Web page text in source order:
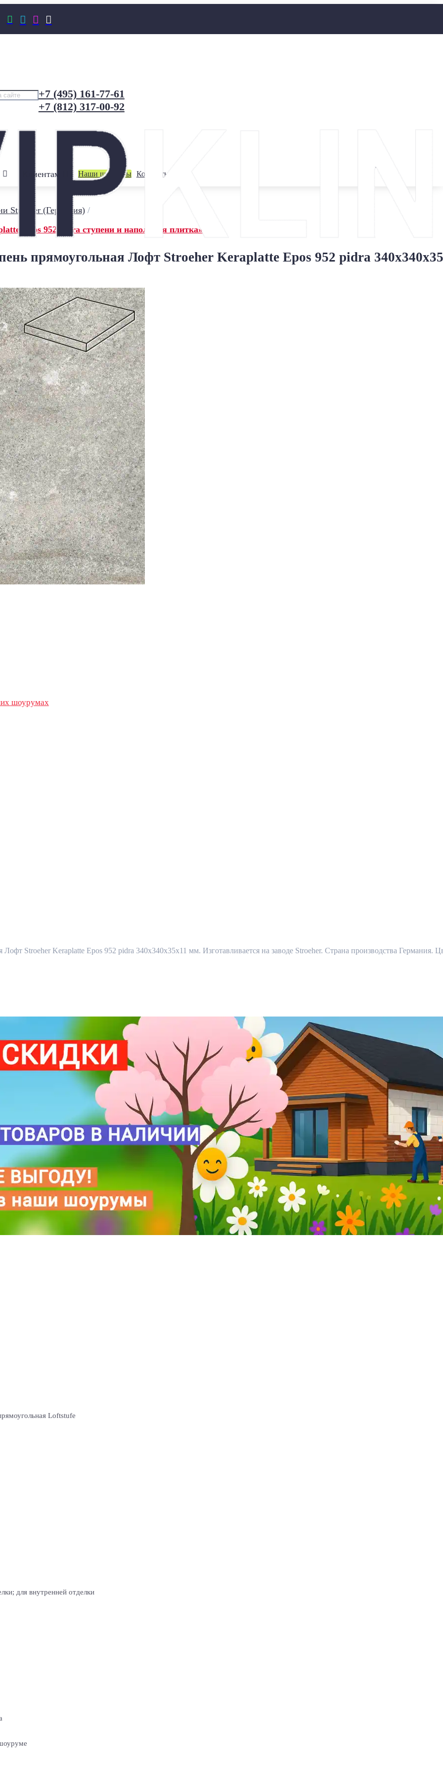
   
+7 (495) 161-77-61
+7 (812) 317-00-92
Клиентам Наши шоурумы Контакты
Stroeher (Германия)/
Epos 952 pidra ступени и напольная плитка»
прямоугольная Лофт Stroeher Keraplatte Epos 952 pidra
шоурумах
Лофт Stroeher Keraplatte Epos 952 pidra 340х340х35х11 мм. Изготавливается на заводе Stroeher. Страна производства Германия.
Loftstufe
для внутренней отделки